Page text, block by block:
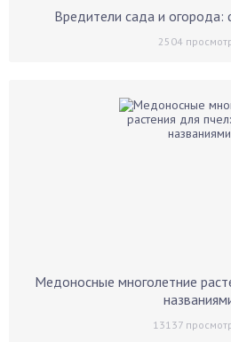
Вредители сада и огорода:
2504
Медоносные многолетние
13137